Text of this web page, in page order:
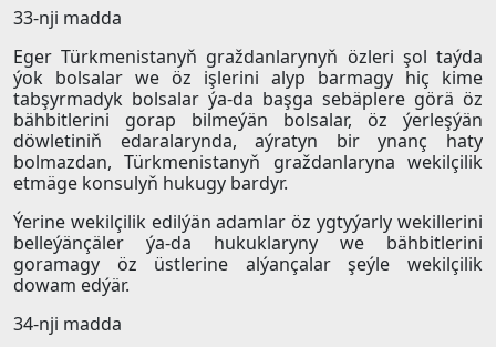
33-nji madda
Eger Türkmenistanyň graždanlarynyň özleri şol taýda
ýok bolsalar we öz işlerini alyp barmagy hiç kime
tabşyrmadyk bolsalar ýa-da başga sebäplere görä öz
bähbitlerini gorap bilmeýän bolsalar, öz ýerleşýän
döwletiniň edaralarynda, aýratyn bir ynanç haty
bolmazdan, Türkmenistanyň graždanlaryna wekilçilik
etmäge konsulyň hukugy bardyr.
Ýerine wekilçilik edilýän adamlar öz ygtyýarly wekillerini
belleýänçäler ýa-da hukuklaryny we bähbitlerini
goramagy öz üstlerine alýançalar şeýle wekilçilik
dowam edýär.
34-nji madda